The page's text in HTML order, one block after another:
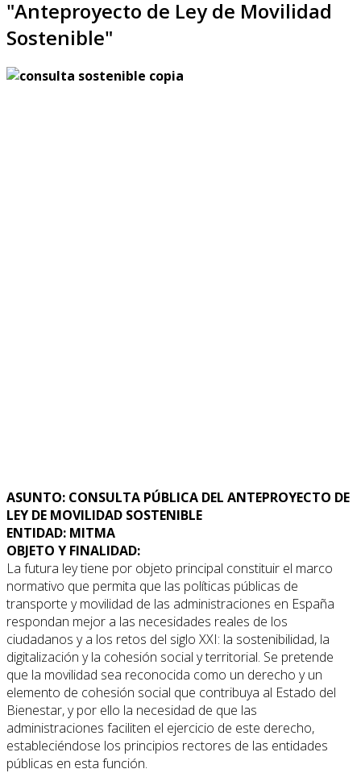
"Anteproyecto de Ley de Movilidad
Sostenible"
ASUNTO: CONSULTA PÚBLICA DEL ANTEPROYECTO DE
LEY DE MOVILIDAD SOSTENIBLE
ENTIDAD: MITMA
OBJETO Y FINALIDAD:
La futura ley tiene por objeto principal constituir el marco
normativo que permita que las políticas públicas de
transporte y movilidad de las administraciones en España
respondan mejor a las necesidades reales de los
ciudadanos y a los retos del siglo XXI: la sostenibilidad, la
digitalización y la cohesión social y territorial. Se pretende
que la movilidad sea reconocida como un derecho y un
elemento de cohesión social que contribuya al Estado del
Bienestar, y por ello la necesidad de que las
administraciones faciliten el ejercicio de este derecho,
estableciéndose los principios rectores de las entidades
públicas en esta función.